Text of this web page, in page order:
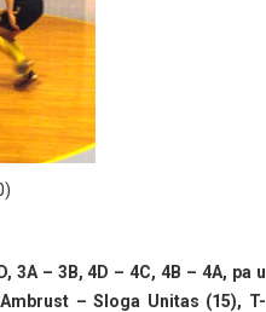
3A – 3B, 4D – 4C, 4B – 4A, pa u
– Sloga Unitas (15), T-